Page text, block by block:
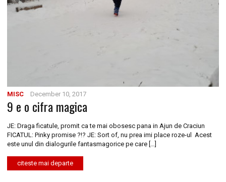
MISC December 10, 2017
9 e o cifra magica
JE: Draga ficatule, promit ca te mai obosesc pana in Ajun de Craciun
FICATUL: Pinky promise ?!? JE: Sort of, nu prea imi place roze-ul Acest
este unul din dialogurile fantasmagorice pe care […]
citeste mai departe